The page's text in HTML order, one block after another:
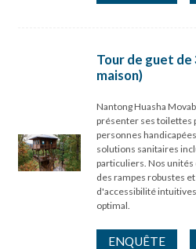
Tour de guet de
maison)
Nantong Huasha
présenter ses toilettes
personnes
solutions sanitaires
particuliers. Nos
des rampes robustes
d'accessibilité
optimal.
ENQUÊTE